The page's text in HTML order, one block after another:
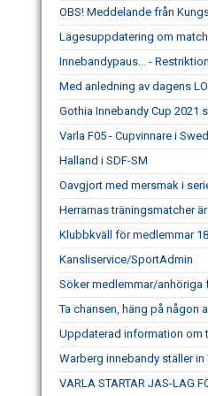
OBS! Meddelande från
Lägesuppdatering om
Innebandypaus... -
Med anledning av dagens
Gothia Innebandy Cup 2021
Varla F05 - Cupvinnare i
Halland i SDF-SM
Oavgjort med mersmak i
Herrarnas träningsmatcher
Klubbkväll för medlemmar
Kansliservice/SportAdmin
Söker medlemmar/anhöriga
Ta chansen, häng på någon
Uppdaterad information om
Warberg innebandy ställer
VARLA STARTAR JAS-LAG